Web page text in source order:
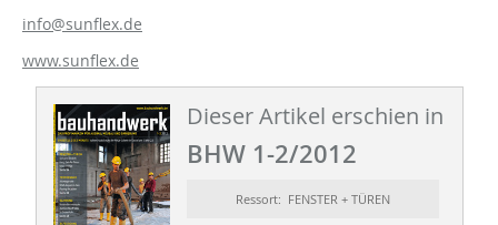
info@sunflex.de
www.sunflex.de
Dieser Artikel erschien in
BHW 1-2/2012
Ressort: FENSTER + TÜREN